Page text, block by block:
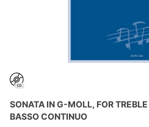
SONATA IN G-MOLL, FOR
BASSO CONTINUO